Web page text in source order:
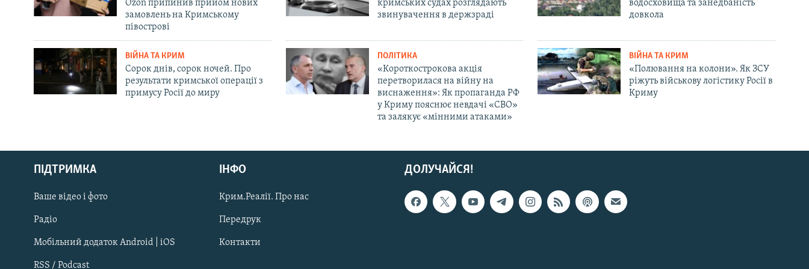
Русский
Qırımtatar
ДОЛУЧАЙСЯ!
Ozon припинив прийом нових
замовлень на Кримському
півострові
кримських судах розглядають
звинувачення в держзраді
водосховища та занедбаність
довкола
ВІЙНА ТА КРИМ
Сорок днів, сорок ночей. Про
результати кримської операції з
примусу Росії до миру
ПОЛІТИКА
«Короткострокова акція
перетворилася на війну на
виснаження»: Як пропаганда РФ
у Криму пояснює невдачі «СВО»
та залякує «мінними атаками»
ВІЙНА ТА КРИМ
«Полювання на колони». Як ЗСУ
ріжуть військову логістику Росії в
Криму
ДОЛУЧАЙСЯ!
ПІДТРИМКА
Ваше відео і фото
Радіо
Мобільний додаток Android | iOS
RSS / Podcast
ІНФО
Крим.Реалії. Про нас
Передрук
Контакти